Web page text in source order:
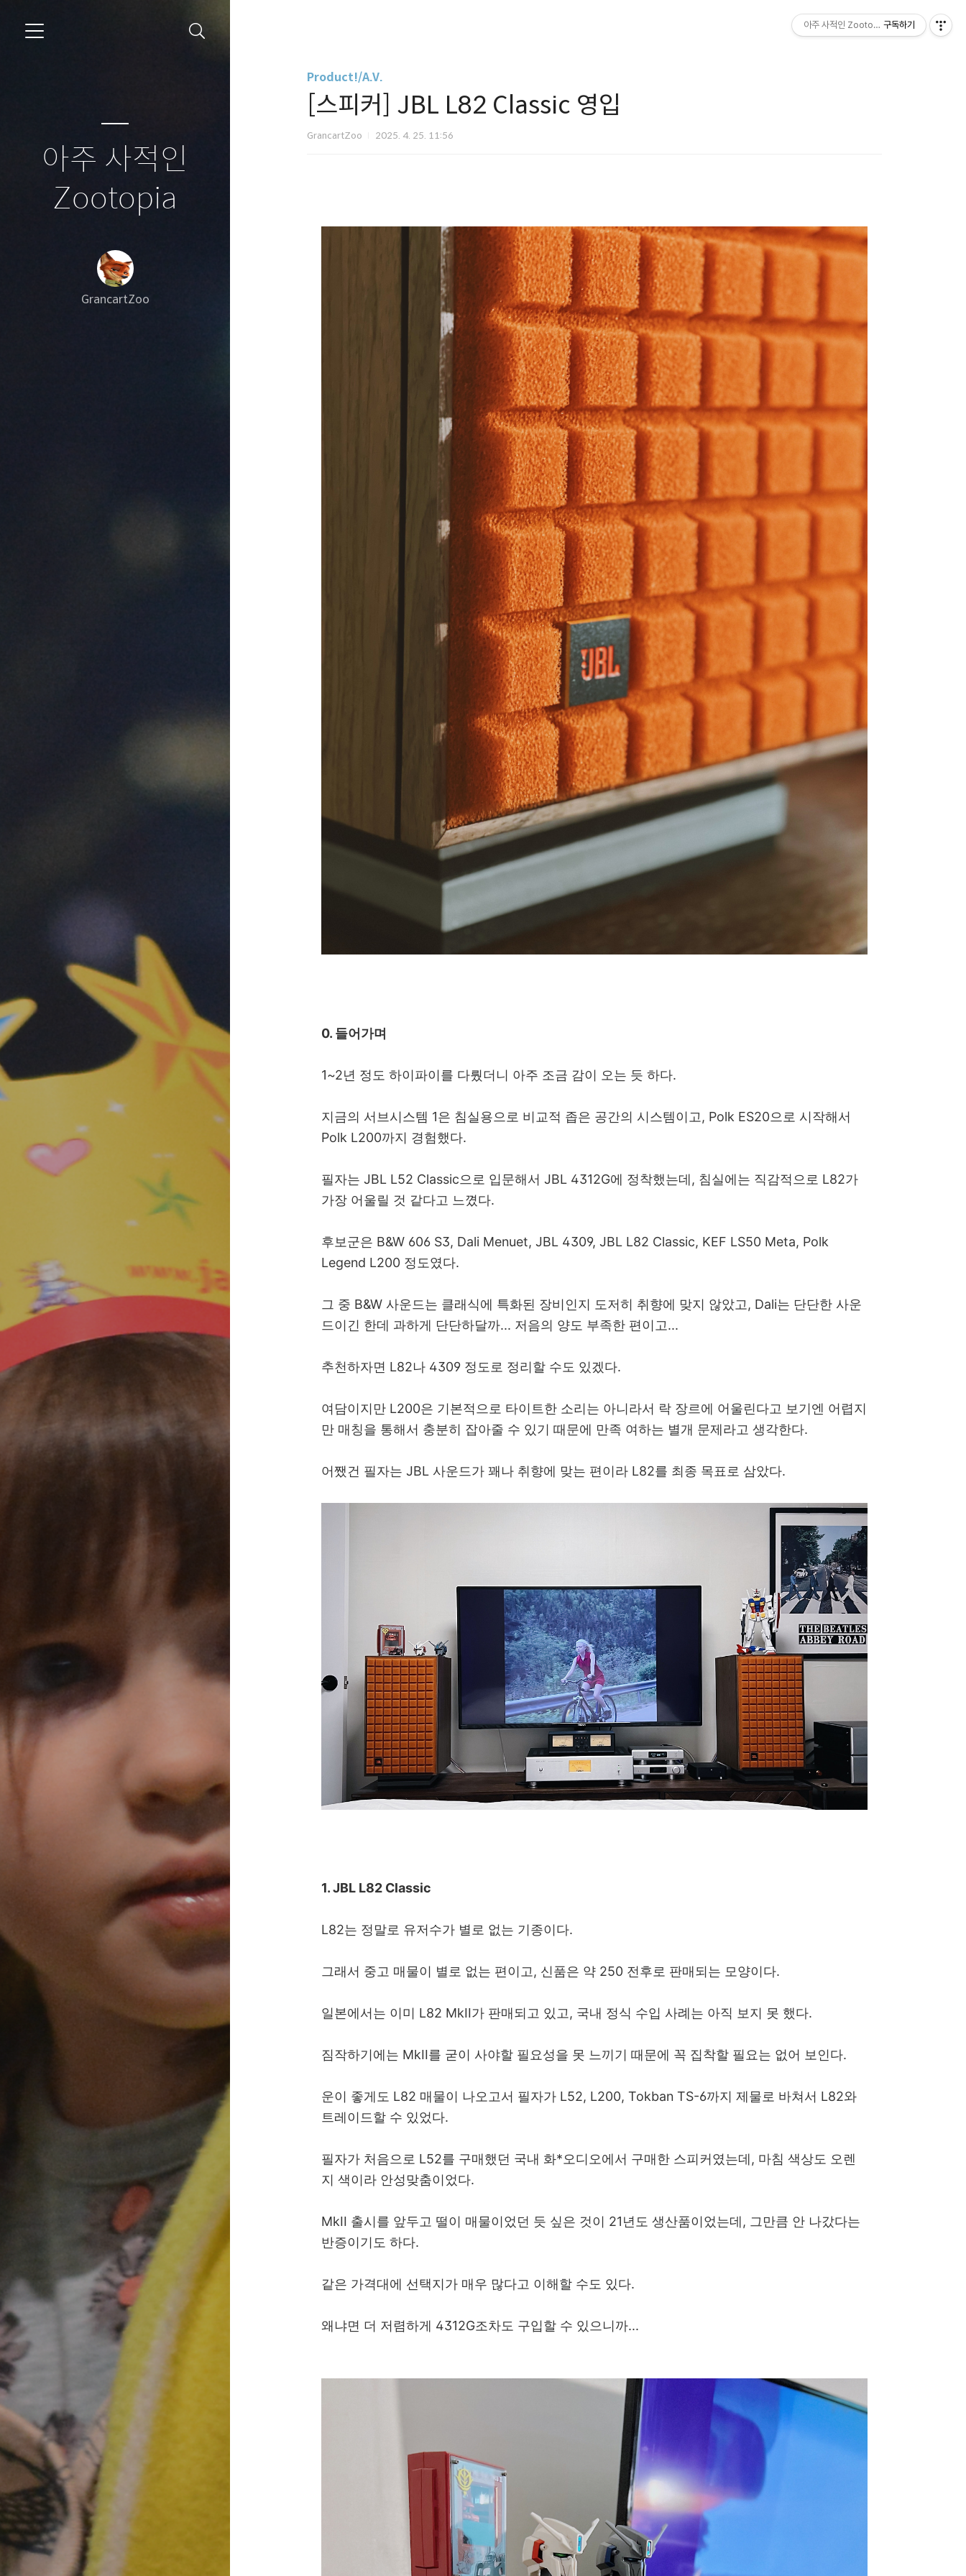
아주 사적인
Zootopia
GrancartZoo
Product!/A.V.
[스피커] JBL L82 Classic 영입
GrancartZoo 2025. 4. 25. 11:56
0. 들어가며
1~2년 정도 하이파이를 다뤘더니 아주 조금 감이 오는 듯 하다.
지금의 서브시스템 1은 침실용으로 비교적 좁은 공간의 시스템이고, Polk ES20으로 시작해서
Polk L200까지 경험했다.
필자는 JBL L52 Classic으로 입문해서 JBL 4312G에 정착했는데, 침실에는 직감적으로 L82가
가장 어울릴 것 같다고 느꼈다.
후보군은 B&W 606 S3, Dali Menuet, JBL 4309, JBL L82 Classic, KEF LS50 Meta, Polk
Legend L200 정도였다.
그 중 B&W 사운드는 클래식에 특화된 장비인지 도저히 취향에 맞지 않았고, Dali는 단단한 사운
드이긴 한데 과하게 단단하달까... 저음의 양도 부족한 편이고...
추천하자면 L82나 4309 정도로 정리할 수도 있겠다.
여담이지만 L200은 기본적으로 타이트한 소리는 아니라서 락 장르에 어울린다고 보기엔 어렵지
만 매칭을 통해서 충분히 잡아줄 수 있기 때문에 만족 여하는 별개 문제라고 생각한다.
어쨌건 필자는 JBL 사운드가 꽤나 취향에 맞는 편이라 L82를 최종 목표로 삼았다.
1. JBL L82 Classic
L82는 정말로 유저수가 별로 없는 기종이다.
그래서 중고 매물이 별로 없는 편이고, 신품은 약 250 전후로 판매되는 모양이다.
일본에서는 이미 L82 MkII가 판매되고 있고, 국내 정식 수입 사례는 아직 보지 못 했다.
짐작하기에는 MkII를 굳이 사야할 필요성을 못 느끼기 때문에 꼭 집착할 필요는 없어 보인다.
운이 좋게도 L82 매물이 나오고서 필자가 L52, L200, Tokban TS-6까지 제물로 바쳐서 L82와
트레이드할 수 있었다.
필자가 처음으로 L52를 구매했던 국내 화*오디오에서 구매한 스피커였는데, 마침 색상도 오렌
지 색이라 안성맞춤이었다.
MkII 출시를 앞두고 떨이 매물이었던 듯 싶은 것이 21년도 생산품이었는데, 그만큼 안 나갔다는
반증이기도 하다.
같은 가격대에 선택지가 매우 많다고 이해할 수도 있다.
왜냐면 더 저렴하게 4312G조차도 구입할 수 있으니까...
아주 사적인 Zootopia구독하기